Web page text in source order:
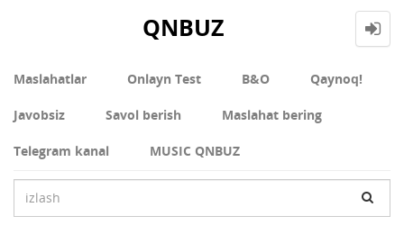
QNBUZ
Maslahatlar Onlayn Test В&О Qaynoq!
Javobsiz Savol berish Maslahat bering
Telegram kanal MUSIC QNBUZ